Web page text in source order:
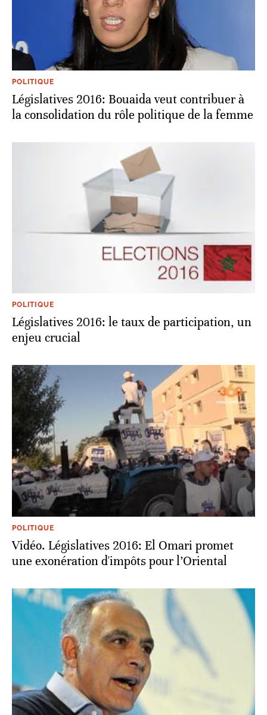
POLITIQUE
Législatives 2016: Bouaida veut contribuer à
la consolidation du rôle politique de la femme
POLITIQUE
Législatives 2016: le taux de participation, un
enjeu crucial
POLITIQUE
Vidéo. Législatives 2016: El Omari promet
une exonération d'impôts pour l’Oriental